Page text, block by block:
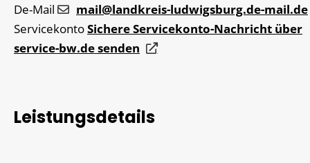
De-Mail
mail@landkreis-ludwigsburg.de-mail.de
ServicekontoSichere Servicekonto-Nachricht über
service-bw.de senden
Leistungsdetails